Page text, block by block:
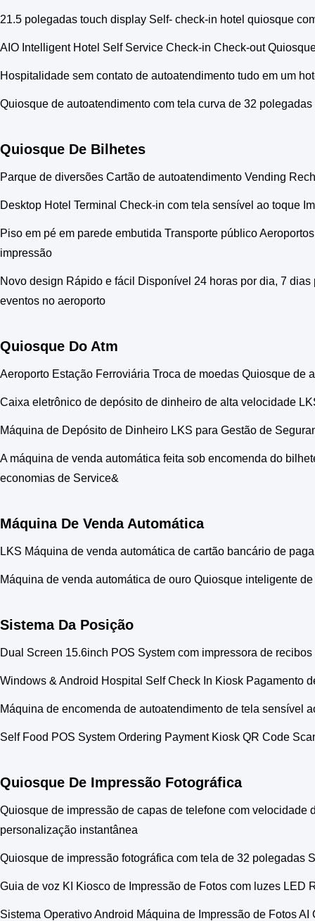
21.5 polegadas touch display Self- check-in hotel quiosque
AIO Intelligent Hotel Self Service Check-in Check-out
Hospitalidade sem contato de autoatendimento tudo em um
Quiosque de autoatendimento com tela curva de 32
Quiosque De Bilhetes
Parque de diversões Cartão de autoatendimento Vending
Desktop Hotel Terminal Check-in com tela sensível ao toque
Piso em pé em parede embutida Transporte público
impressão
Novo design Rápido e fácil Disponível 24 horas por dia, 7
eventos no aeroporto
Quiosque Do Atm
Aeroporto Estação Ferroviária Troca de moedas Quiosque de
Caixa eletrônico de depósito de dinheiro de alta velocidade
Máquina de Depósito de Dinheiro LKS para Gestão de
A máquina de venda automática feita sob encomenda do
economias de Service&
Máquina De Venda Automática
LKS Máquina de venda automática de cartão bancário de
Máquina de venda automática de ouro Quiosque inteligente
Sistema Da Posição
Dual Screen 15.6inch POS System com impressora de
Windows & Android Hospital Self Check In Kiosk Pagamento
Máquina de encomenda de autoatendimento de tela sensível
Self Food POS System Ordering Payment Kiosk QR Code
Quiosque De Impressão Fotográfica
Quiosque de impressão de capas de telefone com
personalização instantânea
Quiosque de impressão fotográfica com tela de 32 polegadas
Guia de voz KI Kiosco de Impressão de Fotos com luzes LED
Sistema Operativo Android Máquina de Impressão de Fotos